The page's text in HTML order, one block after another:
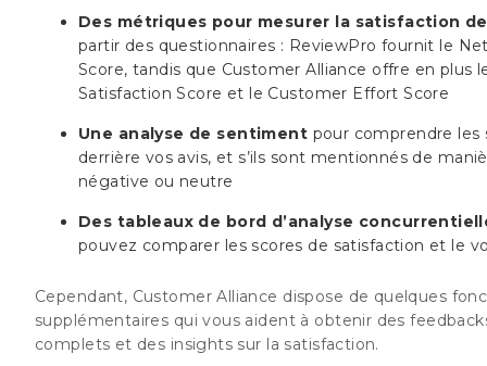
Des métriques pour mesurer la satisfaction
partir des questionnaires : ReviewPro fournit le
Score, tandis que Customer Alliance offre en plus
Satisfaction Score et le Customer Effort Score
Une analyse de sentiment pour comprendre les
derrière vos avis, et s’ils sont mentionnés de
négative ou neutre
Des tableaux de bord d’analyse
pouvez comparer les scores de satisfaction et le
Cependant, Customer Alliance dispose de quelques
supplémentaires qui vous aident à obtenir des
complets et des insights sur la satisfaction.